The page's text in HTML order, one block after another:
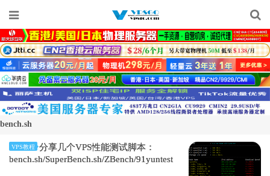
bench.sh
VPS教程
分享几个VPS性能测试脚本：
bench.sh/SuperBench.sh/ZBench/91yuntest